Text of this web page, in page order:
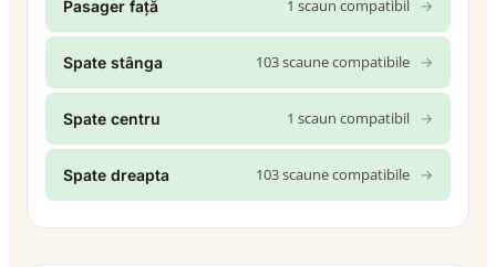
Pasager față 1 scaun compatibil →
Spate stânga 103 scaune compatibile →
Spate centru 1 scaun compatibil →
Spate dreapta 103 scaune compatibile →